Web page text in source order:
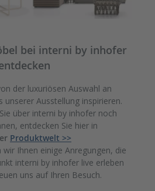
bei interni by inhofer
der luxuriösen Auswahl an
Ausstellung inspirieren.
über interni by inhofer noch
entdecken Sie hier in
Produktwelt >>
wir Ihnen einige Anregungen, die
interni by inhofer live erleben
uns auf Ihren Besuch.